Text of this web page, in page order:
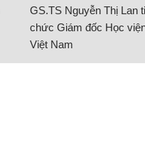
GS.TS Nguyễn Thị Lan
chức Giám đốc Học
Việt Nam